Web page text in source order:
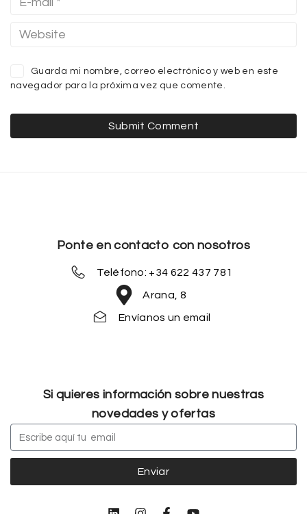
Guarda mi nombre, correo electrónico y web en este
navegador para la próxima vez que comente.
Ponte en contacto con nosotros
Teléfono: +34 622 437 781
Arana, 8
Envíanos un email
Si quieres información sobre nuestras
novedades y ofertas
Enviar